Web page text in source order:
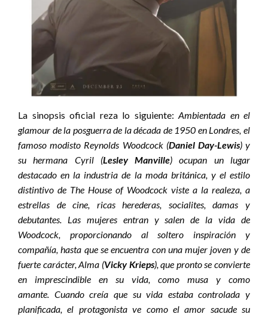
La sinopsis oficial reza lo siguiente: Ambientada en el
glamour de la posguerra de la década de 1950 en Londres, el
famoso modisto Reynolds Woodcock (Daniel Day-Lewis) y
su hermana Cyril (Lesley Manville) ocupan un lugar
destacado en la industria de la moda británica, y el estilo
distintivo de The House of Woodcock viste a la realeza, a
estrellas de cine, ricas herederas, socialites, damas y
debutantes. Las mujeres entran y salen de la vida de
Woodcock, proporcionando al soltero inspiración y
compañía, hasta que se encuentra con una mujer joven y de
fuerte carácter, Alma (Vicky Krieps), que pronto se convierte
en imprescindible en su vida, como musa y como
amante. Cuando creía que su vida estaba controlada y
planificada, el protagonista ve como el amor sacude su